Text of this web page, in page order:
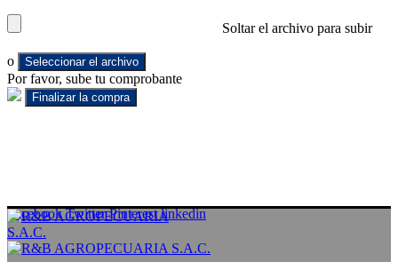
Soltar el archivo para subir
o Seleccionar el archivo
Por favor, sube tu comprobante
Facebook Twitter Pinterest linkedin